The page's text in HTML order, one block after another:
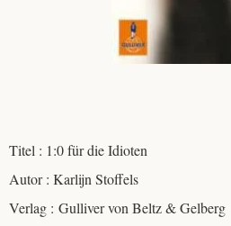
Titel : 1:0 für die Idioten
Autor : Karlijn Stoffels
Verlag : Gulliver von Beltz & Gelberg